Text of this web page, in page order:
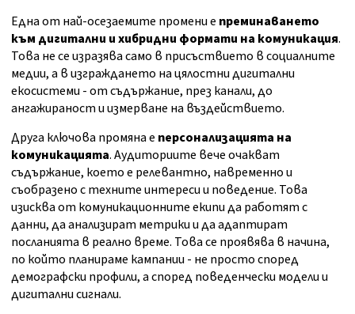
Една от най-осезаемите промени е преминаването
към дигитални и хибридни формати на комуникация.
Това не се изразява само в присъствието в социалните
медии, а в изграждането на цялостни дигитални
екосистеми - от съдържание, през канали, до
ангажираност и измерване на въздействието.
Друга ключова промяна е персонализацията на
комуникацията. Аудиториите вече очакват
съдържание, което е релевантно, навременно и
съобразено с техните интереси и поведение. Това
изисква от комуникационните екипи да работят с
данни, да анализират метрики и да адаптират
посланията в реално време. Това се проявява в начина,
по който планираме кампании - не просто според
демографски профили, а според поведенчески модели и
дигитални сигнали.